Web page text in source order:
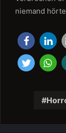
niemand